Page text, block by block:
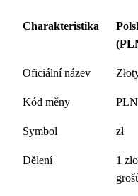
Charakteristika
Oficiální název
Kód měny PLN
Symbol zł
Dělení
1